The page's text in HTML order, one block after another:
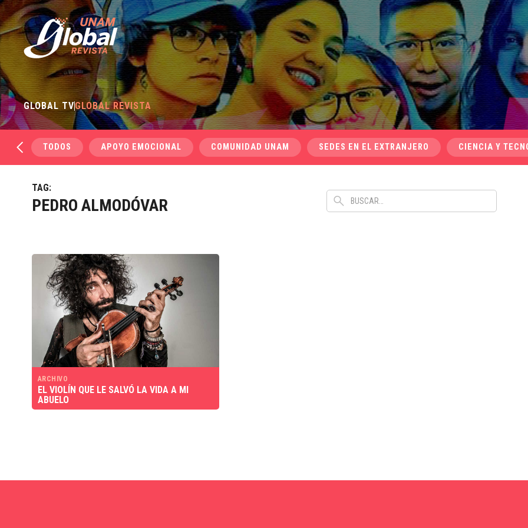
GLOBAL TVGLOBAL REVISTA
TODOS APOYO EMOCIONAL COMUNIDAD UNAM SEDES EN EL EXTRANJERO CIENCIA Y
TAG:
PEDRO ALMODÓVAR
ARCHIVO
EL VIOLÍN QUE LE SALVÓ LA VIDA A MI
ABUELO